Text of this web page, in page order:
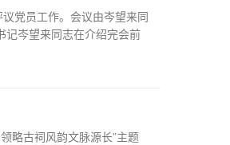
党员工作。会议由岑望来同
记岑望来同志在介绍完会前
略古祠风韵文脉源长”主题